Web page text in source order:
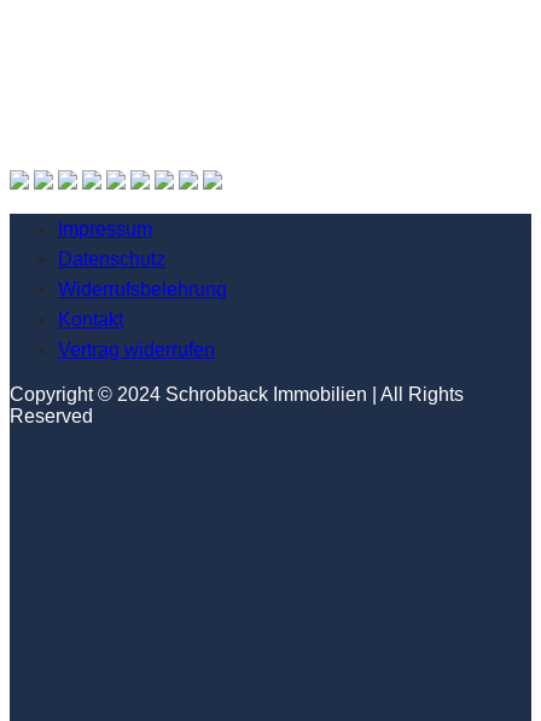
Impressum
Datenschutz
Widerrufsbelehrung
Kontakt
Vertrag widerrufen
Copyright © 2024 Schrobback Immobilien | All Rights
Reserved